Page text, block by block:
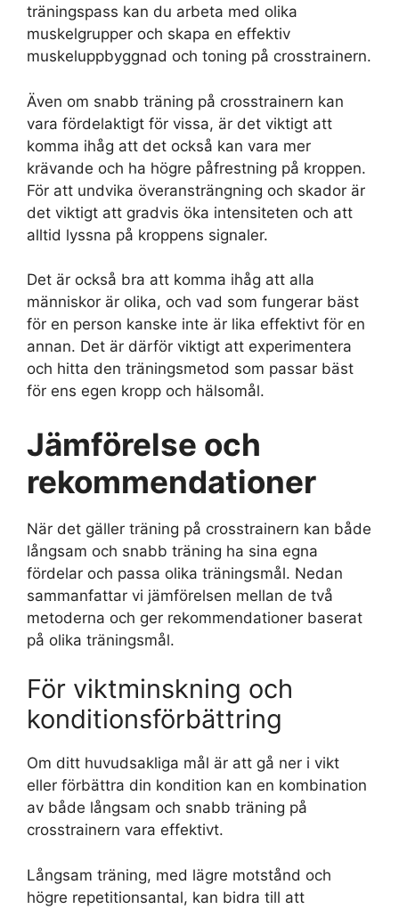
träningspass kan du arbeta med olika
muskelgrupper och skapa en effektiv
muskeluppbyggnad och toning på crosstrainern.
Även om snabb träning på crosstrainern kan
vara fördelaktigt för vissa, är det viktigt att
komma ihåg att det också kan vara mer
krävande och ha högre påfrestning på kroppen.
För att undvika överansträngning och skador är
det viktigt att gradvis öka intensiteten och att
alltid lyssna på kroppens signaler.
Det är också bra att komma ihåg att alla
människor är olika, och vad som fungerar bäst
för en person kanske inte är lika effektivt för en
annan. Det är därför viktigt att experimentera
och hitta den träningsmetod som passar bäst
för ens egen kropp och hälsomål.
Jämförelse och
rekommendationer
När det gäller träning på crosstrainern kan både
långsam och snabb träning ha sina egna
fördelar och passa olika träningsmål. Nedan
sammanfattar vi jämförelsen mellan de två
metoderna och ger rekommendationer baserat
på olika träningsmål.
För viktminskning och
konditionsförbättring
Om ditt huvudsakliga mål är att gå ner i vikt
eller förbättra din kondition kan en kombination
av både långsam och snabb träning på
crosstrainern vara effektivt.
Långsam träning, med lägre motstånd och
högre repetitionsantal, kan bidra till att